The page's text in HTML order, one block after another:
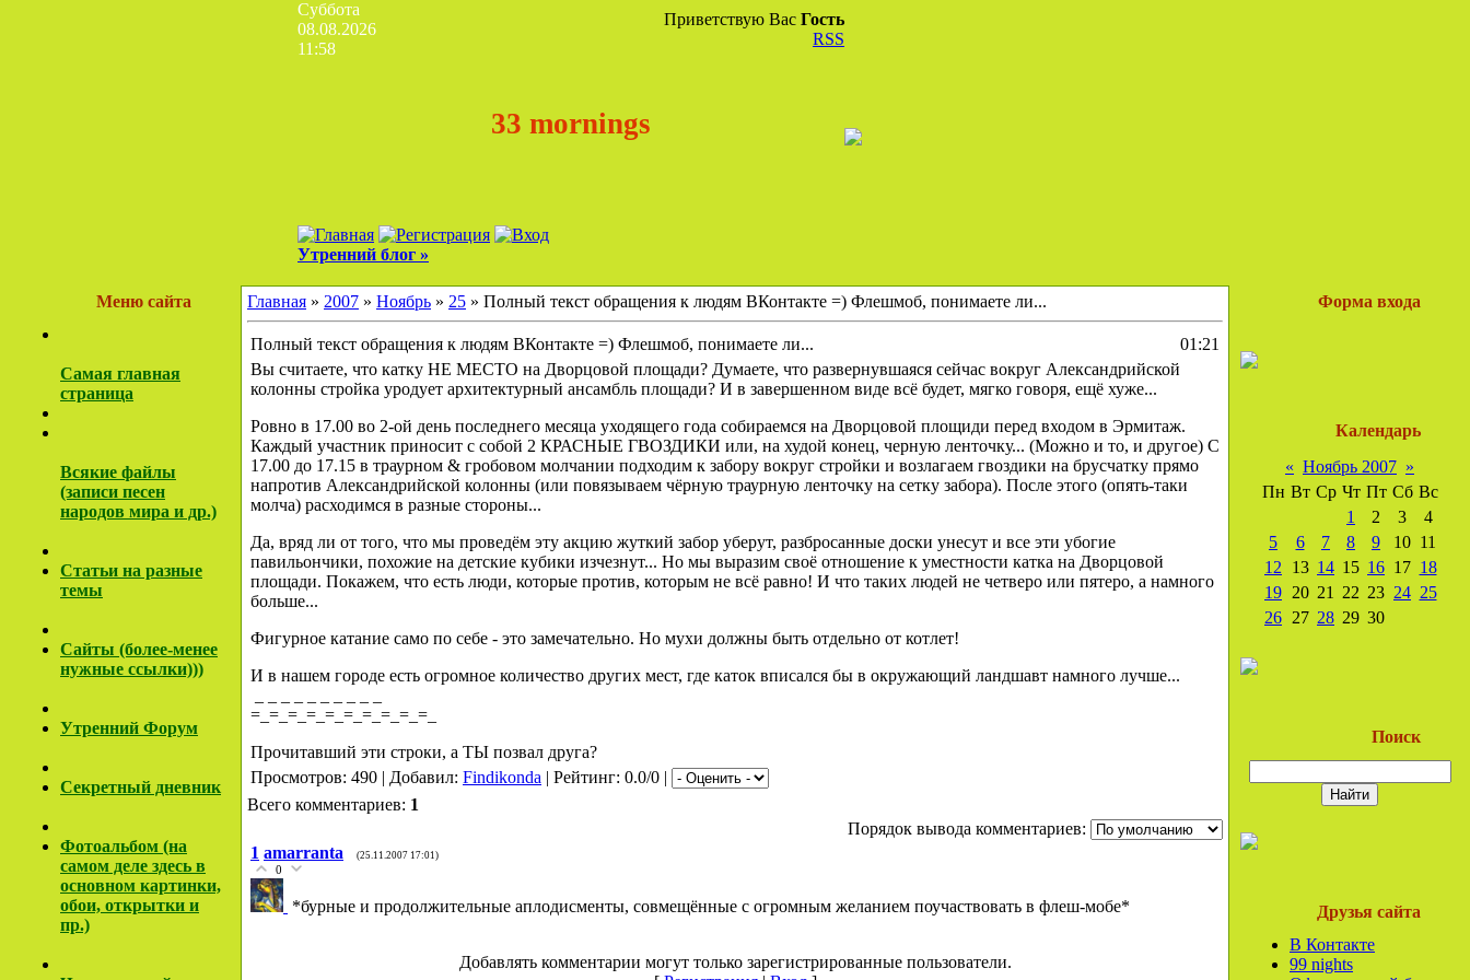
Суббота
08.08.2026
11:58
Приветствую Вас Гость
RSS
33 mornings
Утренний блог »
Меню сайта
Самая главная
страница
Всякие файлы
(записи песен
народов мира и др.)
Cтатьи на разные
темы
Сайты (более-менее
нужные ссылки)))
Утренний Форум
Секретный дневник
Фотоальбом (на
самом деле здесь в
основном картинки,
обои, открытки и
пр.)
Главная » 2007 » Ноябрь » 25 » Полный текст обращения к людям ВКонтакте =) Флешмоб, понимаете ли...
Полный текст обращения к людям ВКонтакте =) Флешмоб, понимаете ли...
01:21
Вы считаете, что катку НЕ МЕСТО на Дворцовой площади? Думаете, что развернувшаяся сейчас вокруг Александрийской
колонны стройка уродует архитектурный ансамбль площади? И в завершенном виде всё будет, мягко говоря, ещё хуже...
Ровно в 17.00 во 2-ой день последнего месяца уходящего года собираемся на Дворцовой площиди перед входом в Эрмитаж.
Каждый участник приносит с собой 2 КРАСНЫЕ ГВОЗДИКИ или, на худой конец, черную ленточку... (Можно и то, и другое) С
17.00 до 17.15 в траурном & гробовом молчании подходим к забору вокруг стройки и возлагаем гвоздики на брусчатку прямо
напротив Александрийской колонны (или повязываем чёрную траурную ленточку на сетку забора). После этого (опять-таки
молча) расходимся в разные стороны...
Да, вряд ли от того, что мы проведём эту акцию жуткий забор уберут, разбросанные доски унесут и все эти убогие
павильончики, похожие на детские кубики изчезнут... Но мы выразим своё отношение к уместности катка на Дворцовой
площади. Покажем, что есть люди, которые против, которым не всё равно! И что таких людей не четверо или пятеро, а намного
больше...
Фигурное катание само по себе - это замечательно. Но мухи должны быть отдельно от котлет!
И в нашем городе есть огромное количество других мест, где каток вписался бы в окружающий ландшавт намного лучше...
=_=_=_=_=_=_=_=_=_=_
Прочитавший эти строки, а ТЫ позвал друга?
Просмотров: 490 | Добавил: Findikonda | Рейтинг: 0.0/0 |
Всего комментариев: 1
Порядок вывода комментариев:
1 amarranta (25.11.2007 17:01)
0
*бурные и продолжительные аплодисменты, совмещённые с огромным желанием поучаствовать в флеш-мобе*
Добавлять комментарии могут только зарегистрированные пользователи.
Форма входа
Календарь
« Ноябрь 2007 »
Пн Вт Ср Чт Пт Сб Вс
1
2 3
4
5
6 7 8 9 10 11
12
13 14 15 16 17 18
19 20 21 22 23 24 25
26 27 28 29 30
Поиск
Друзья сайта
В Контакте
99 nights